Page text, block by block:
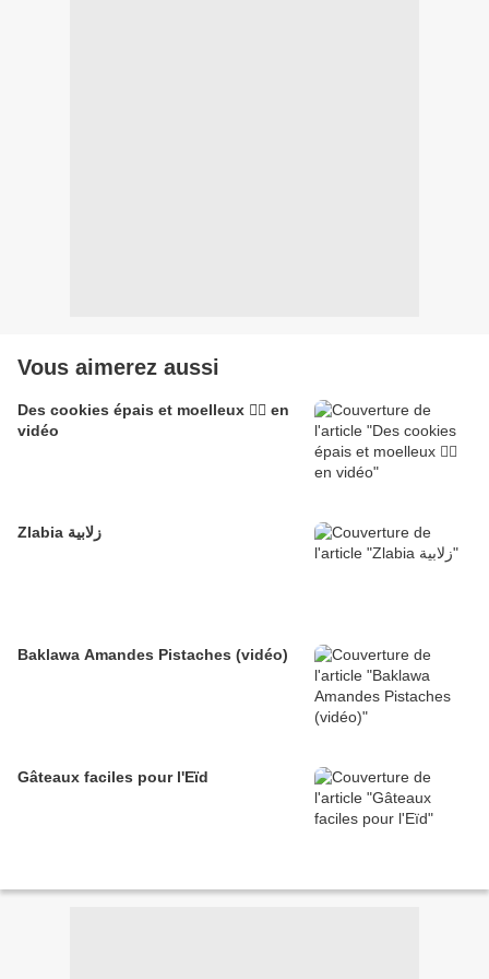
Vous aimerez aussi
Des cookies épais et moelleux 👌🏽 en
vidéo
Zlabia زلابية
Baklawa Amandes Pistaches (vidéo)
Gâteaux faciles pour l'Eïd